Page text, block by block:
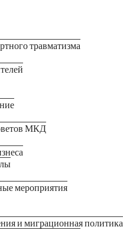
травматизма
МКД
мероприятия
и миграционная политика